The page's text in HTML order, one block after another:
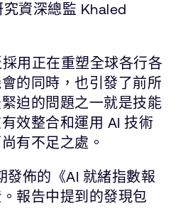
[main reception]
資深總監 Khaled
用正在重塑全球各行各
的同時，也引發了前所
迫的問題之一就是技能
效整合和運用 AI 技術
有不足之處。
發佈的《AI 就緒指數報
報告中提到的發現包